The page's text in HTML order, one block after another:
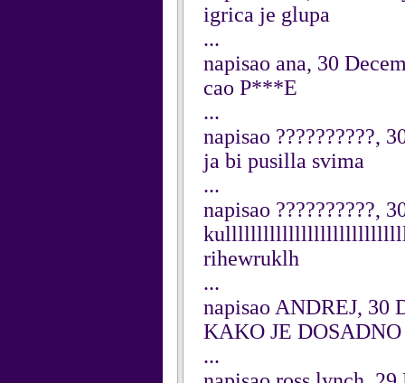
igrica je glupa
...
napisao ana, 30
cao P***E
...
napisao ??????????,
ja bi pusilla svima
...
napisao ??????????,
rihewruklh
...
napisao ANDREJ, 30
KAKO JE
...